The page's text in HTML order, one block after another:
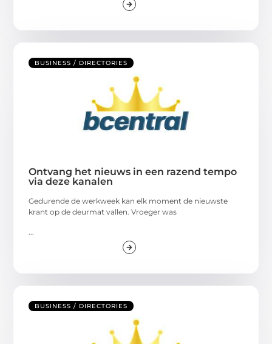
BUSINESS / DIRECTORIES
Ontvang het nieuws in een razend tempo
via deze kanalen
Gedurende de werkweek kan elk moment de nieuwste
krant op de deurmat vallen. Vroeger was
BUSINESS / DIRECTORIES